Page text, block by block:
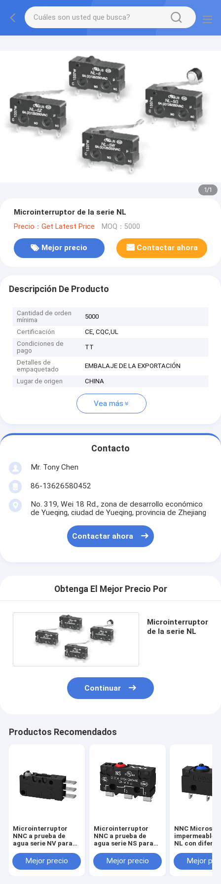
1/1
Microinterruptor de la serie NL
Precio：Get Latest Price MOQ：5000
Mejor precio Contactar ahora
Descripción De Producto
Cantidad de orden
mínima
5000
Certificación
CE, CQC,UL
Condiciones de
pago
TT
Detalles de
empaquetado
EMBALAJE DE LA EXPORTACIÓN
Lugar de origen CHINA
Vea más
Contacto
Mr. Tony Chen
86-13626580452
No. 319, Wei 18 Rd., zona de desarrollo económico
de Yueqing, ciudad de Yueqing, provincia de Zhejiang
Contactar ahora
Obtenga El Mejor Precio Por
Microinterruptor
de la serie NL
Continuar
Productos Recomendados
Microinterruptor
NNC a prueba de
agua serie NV para
maquinaria e
industria ligera
Mejor precio
Microinterruptor
NNC a prueba de
agua serie NS para
maquinaria e
industria ligera
Mejor precio
NNC
impermeable
NL con
Interruptor de
velocidad y
Mejor